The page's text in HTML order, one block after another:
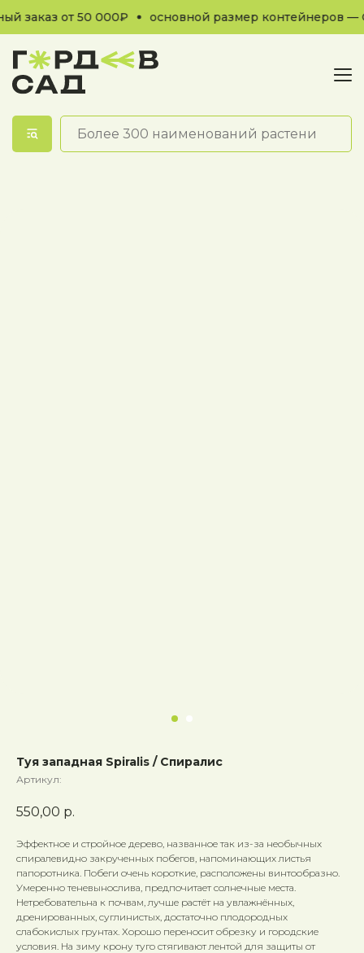
заказ от 50 000₽ основной размер контейнеров —
Обратный звонок
Туя западная Spiralis / Спиралис
Артикул:
550,00 р.
Эффектное и стройное дерево, названное так из-за необычных
спиралевидно закрученных побегов, напоминающих листья
папоротника. Побеги очень короткие, расположены винтообразно.
Умеренно теневынослива, предпочитает солнечные места.
Нетребовательна к почвам, лучше растёт на увлажнённых,
дренированных, суглинистых, достаточно плодородных
слабокислых грунтах. Хорошо переносит обрезку и городские
условия. На зиму крону туго стягивают лентой для защиты от